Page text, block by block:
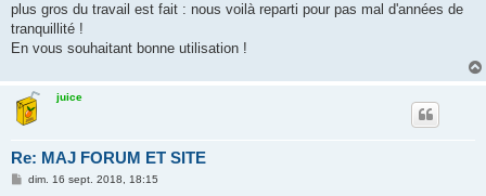
plus gros du travail est fait : nous voilà reparti pour pas mal d'années de
tranquillité !
En vous souhaitant bonne utilisation !
juice
Re: MAJ FORUM ET SITE
Mdim. 16 sept. 2018, 18:15